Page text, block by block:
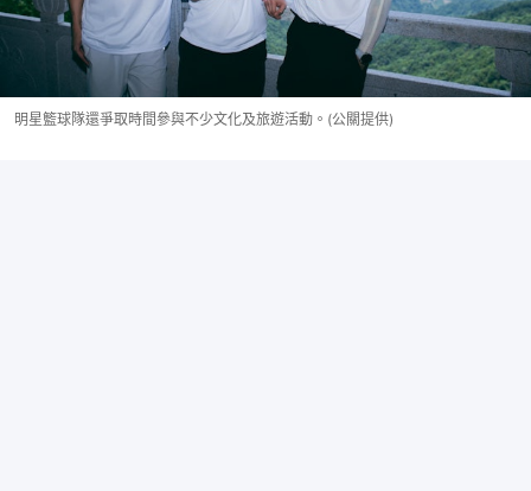
明星籃球隊還爭取時間參與不少文化及旅遊活動。(公關提供)